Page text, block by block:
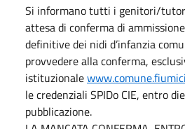
Si informano tutti i genitori/
attesa di conferma di
definitive dei nidi d’infanzia
provvedere alla conferma,
istituzionale
le credenziali SPIDo CIE, entro
pubblicazione.